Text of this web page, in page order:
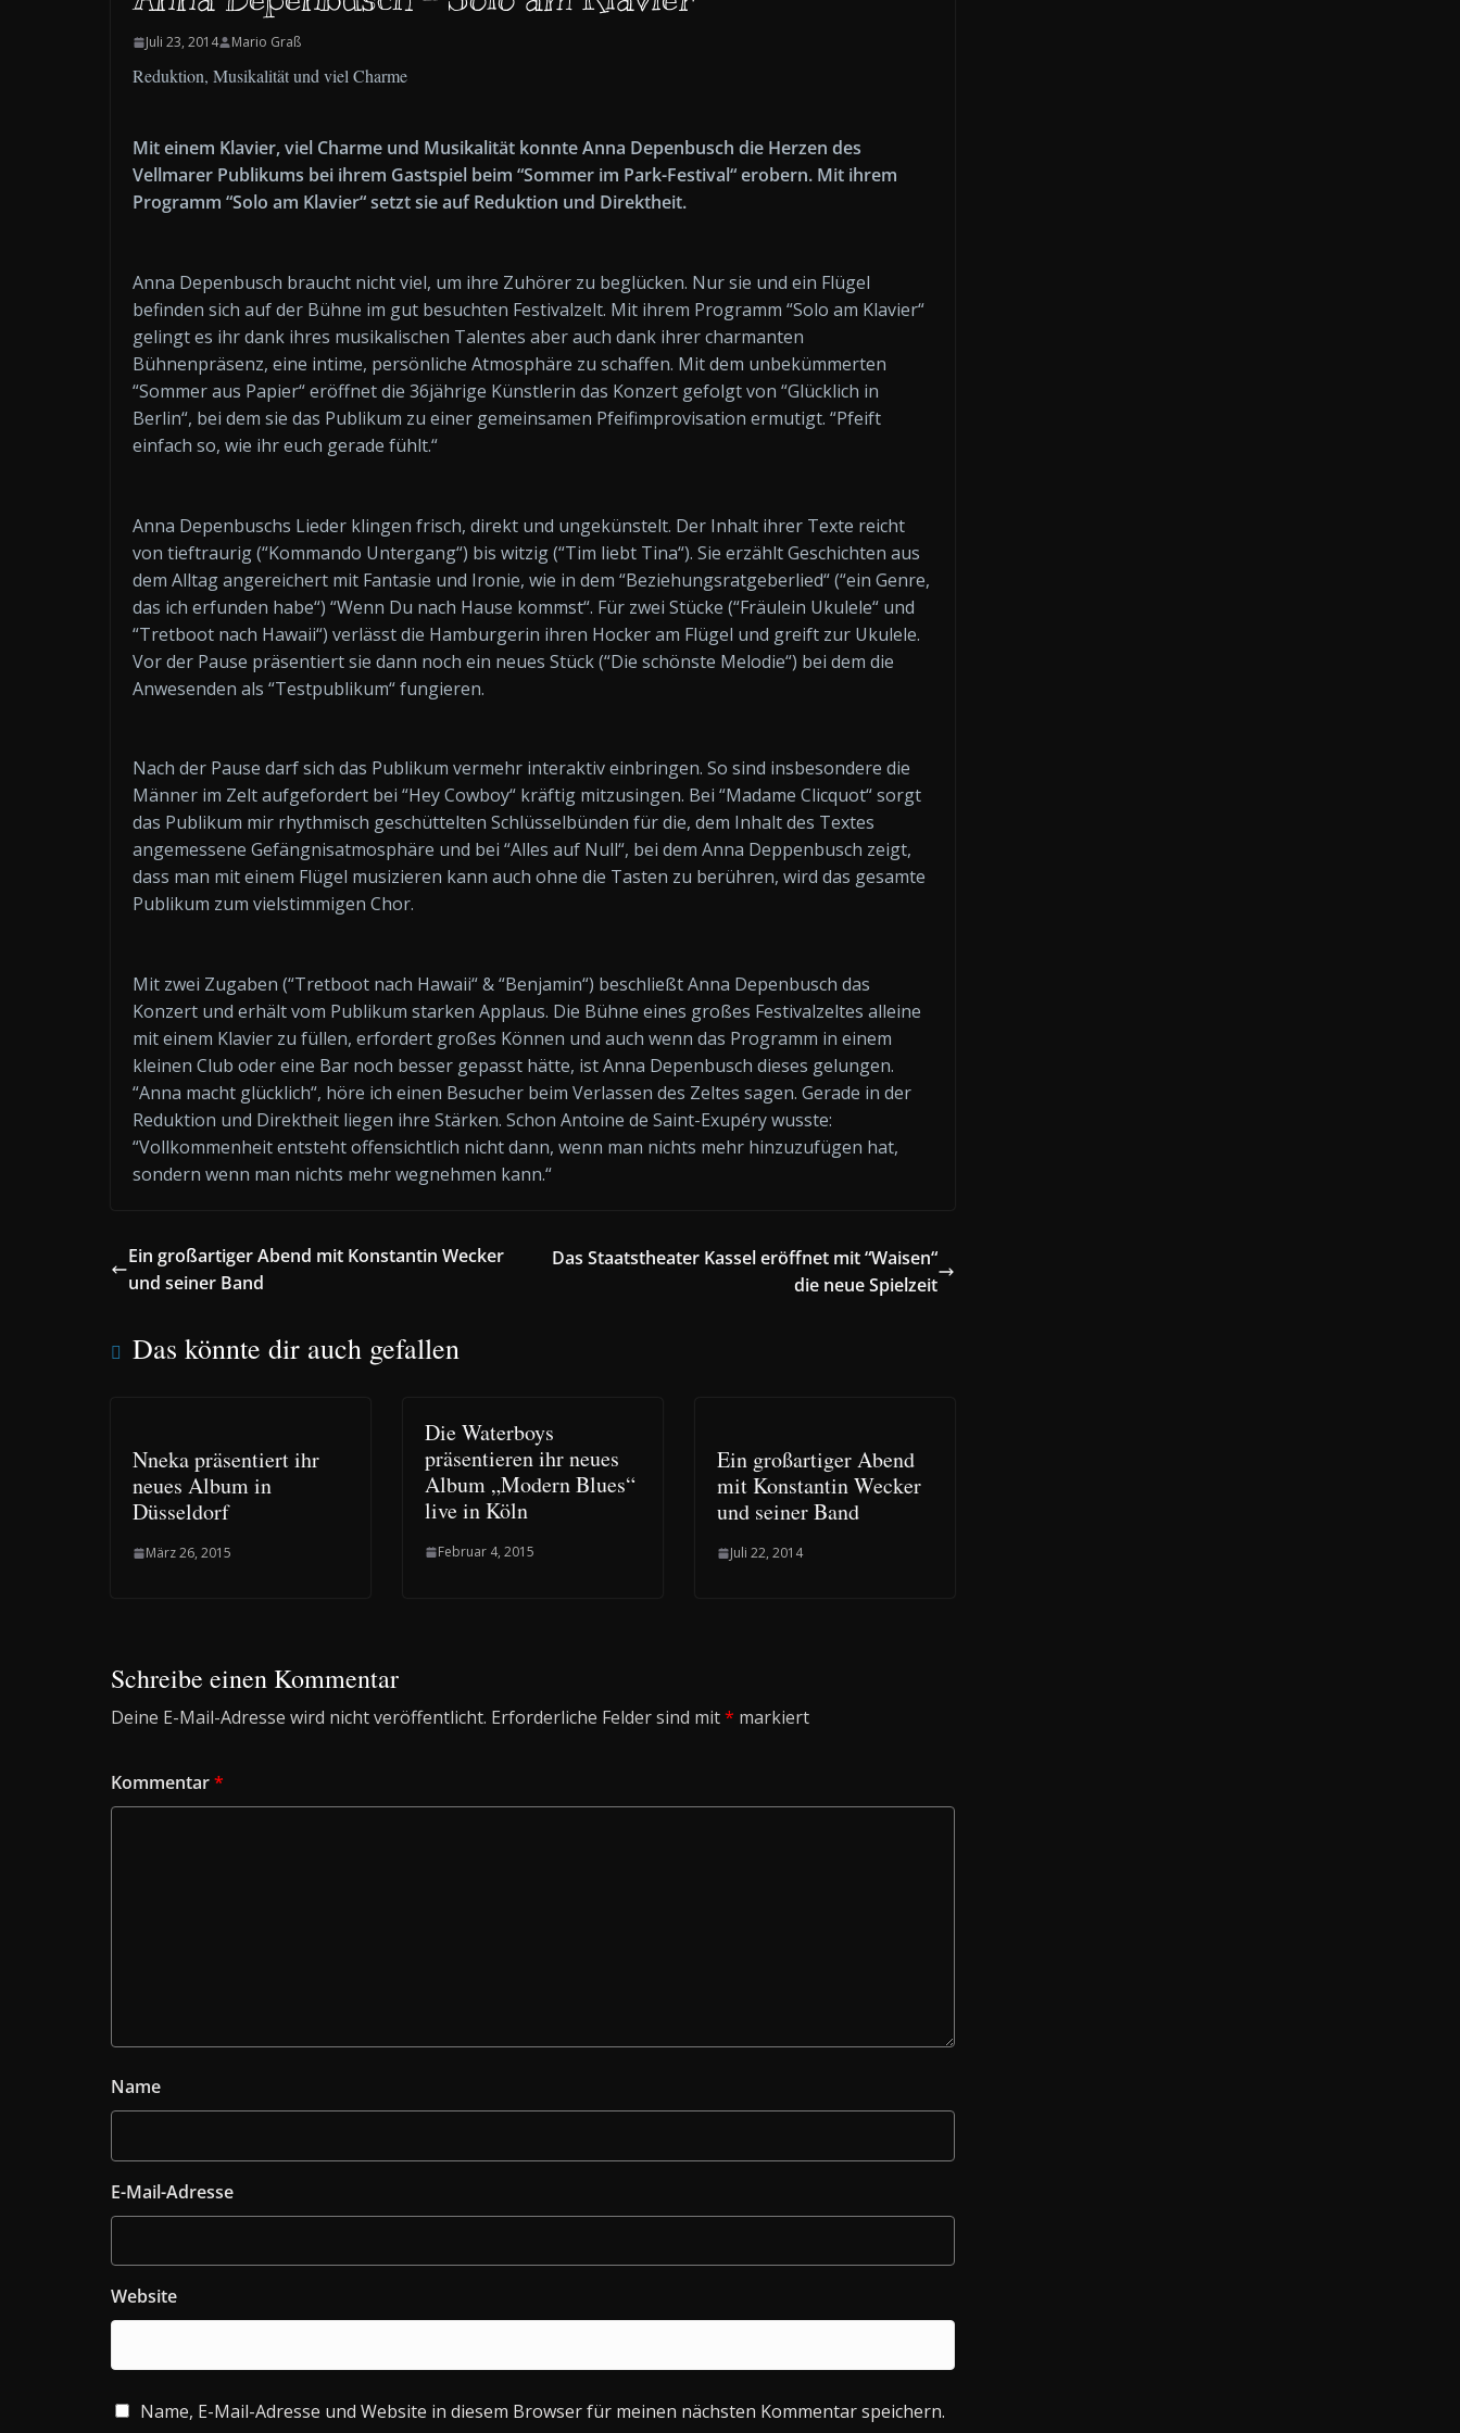
Juli 23, 2014 Mario Graß
Reduktion, Musikalität und viel Charme
Mit einem Klavier, viel Charme und Musikalität konnte Anna Depenbusch die Herzen des
Vellmarer Publikums bei ihrem Gastspiel beim “Sommer im Park-Festival“ erobern. Mit ihrem
Programm “Solo am Klavier“ setzt sie auf Reduktion und Direktheit.
Anna Depenbusch braucht nicht viel, um ihre Zuhörer zu beglücken. Nur sie und ein Flügel
befinden sich auf der Bühne im gut besuchten Festivalzelt. Mit ihrem Programm “Solo am Klavier“
gelingt es ihr dank ihres musikalischen Talentes aber auch dank ihrer charmanten
Bühnenpräsenz, eine intime, persönliche Atmosphäre zu schaffen. Mit dem unbekümmerten
“Sommer aus Papier“ eröffnet die 36jährige Künstlerin das Konzert gefolgt von “Glücklich in
Berlin“, bei dem sie das Publikum zu einer gemeinsamen Pfeifimprovisation ermutigt. “Pfeift
einfach so, wie ihr euch gerade fühlt.“
Anna Depenbuschs Lieder klingen frisch, direkt und ungekünstelt. Der Inhalt ihrer Texte reicht
von tieftraurig (“Kommando Untergang“) bis witzig (“Tim liebt Tina“). Sie erzählt Geschichten aus
dem Alltag angereichert mit Fantasie und Ironie, wie in dem “Beziehungsratgeberlied“ (“ein Genre,
das ich erfunden habe“) “Wenn Du nach Hause kommst“. Für zwei Stücke (“Fräulein Ukulele“ und
“Tretboot nach Hawaii“) verlässt die Hamburgerin ihren Hocker am Flügel und greift zur Ukulele.
Vor der Pause präsentiert sie dann noch ein neues Stück (“Die schönste Melodie“) bei dem die
Anwesenden als “Testpublikum“ fungieren.
Nach der Pause darf sich das Publikum vermehr interaktiv einbringen. So sind insbesondere die
Männer im Zelt aufgefordert bei “Hey Cowboy“ kräftig mitzusingen. Bei “Madame Clicquot“ sorgt
das Publikum mir rhythmisch geschüttelten Schlüsselbünden für die, dem Inhalt des Textes
angemessene Gefängnisatmosphäre und bei “Alles auf Null“, bei dem Anna Deppenbusch zeigt,
dass man mit einem Flügel musizieren kann auch ohne die Tasten zu berühren, wird das gesamte
Publikum zum vielstimmigen Chor.
Mit zwei Zugaben (“Tretboot nach Hawaii“ & “Benjamin“) beschließt Anna Depenbusch das
Konzert und erhält vom Publikum starken Applaus. Die Bühne eines großes Festivalzeltes alleine
mit einem Klavier zu füllen, erfordert großes Können und auch wenn das Programm in einem
kleinen Club oder eine Bar noch besser gepasst hätte, ist Anna Depenbusch dieses gelungen.
“Anna macht glücklich“, höre ich einen Besucher beim Verlassen des Zeltes sagen. Gerade in der
Reduktion und Direktheit liegen ihre Stärken. Schon Antoine de Saint-Exupéry wusste:
“Vollkommenheit entsteht offensichtlich nicht dann, wenn man nichts mehr hinzuzufügen hat,
sondern wenn man nichts mehr wegnehmen kann.“
Ein großartiger Abend mit Konstantin Wecker
und seiner Band
Das Staatstheater Kassel eröffnet mit “Waisen“
die neue Spielzeit
Das könnte dir auch gefallen
Nneka präsentiert ihr
neues Album in
Düsseldorf
März 26, 2015
Die Waterboys
präsentieren ihr neues
Album „Modern Blues“
live in Köln
Februar 4, 2015
Ein großartiger Abend
mit Konstantin Wecker
und seiner Band
Juli 22, 2014
Schreibe einen Kommentar
Deine E-Mail-Adresse wird nicht veröffentlicht. Erforderliche Felder sind mit* markiert
Kommentar*
Name
E-Mail-Adresse
Website
Name, E-Mail-Adresse und Website in diesem Browser für meinen nächsten Kommentar speichern.